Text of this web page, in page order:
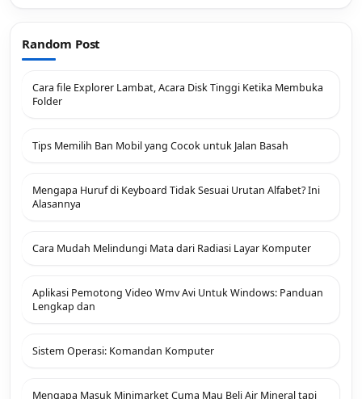
Random Post
Cara file Explorer Lambat, Acara Disk Tinggi Ketika Membuka
Folder
Tips Memilih Ban Mobil yang Cocok untuk Jalan Basah
Mengapa Huruf di Keyboard Tidak Sesuai Urutan Alfabet? Ini
Alasannya
Cara Mudah Melindungi Mata dari Radiasi Layar Komputer
Aplikasi Pemotong Video Wmv Avi Untuk Windows: Panduan
Lengkap dan
Sistem Operasi: Komandan Komputer
Mengapa Masuk Minimarket Cuma Mau Beli Air Mineral tapi